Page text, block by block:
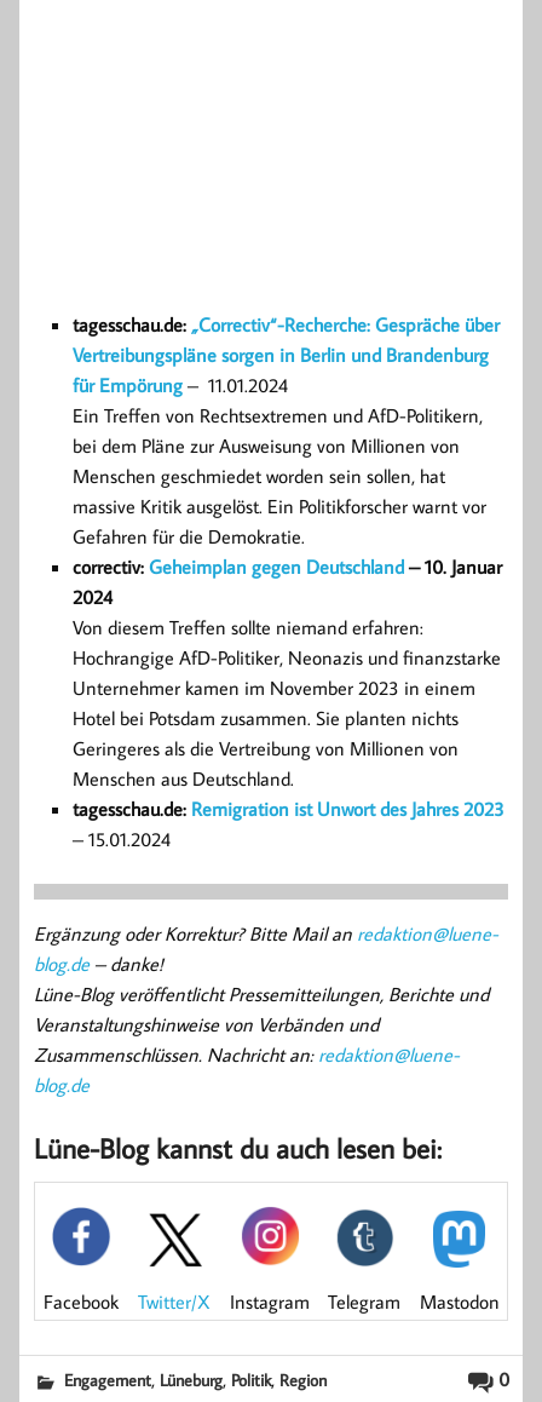
tagesschau.de: „Correctiv“-Recherche: Gespräche über
Vertreibungspläne sorgen in Berlin und Brandenburg
für Empörung – 11.01.2024
Ein Treffen von Rechtsextremen und AfD-Politikern,
bei dem Pläne zur Ausweisung von Millionen von
Menschen geschmiedet worden sein sollen, hat
massive Kritik ausgelöst. Ein Politikforscher warnt vor
Gefahren für die Demokratie.
correctiv: Geheimplan gegen Deutschland– 10. Januar
2024
Von diesem Treffen sollte niemand erfahren:
Hochrangige AfD-Politiker, Neonazis und finanzstarke
Unternehmer kamen im November 2023 in einem
Hotel bei Potsdam zusammen. Sie planten nichts
Geringeres als die Vertreibung von Millionen von
Menschen aus Deutschland.
tagesschau.de: Remigration ist Unwort des Jahres 2023
– 15.01.2024
Ergänzung oder Korrektur? Bitte Mail an redaktion@luene-
blog.de– danke!
Lüne-Blog veröffentlicht Pressemitteilungen, Berichte und
Veranstaltungshinweise von Verbänden und
Zusammenschlüssen. Nachricht an: redaktion@luene-
blog.de
Lüne-Blog kannst du auch lesen bei:
Facebook Twitter/X Instagram Telegram Mastodon
0
Engagement, Lüneburg, Politik, Region